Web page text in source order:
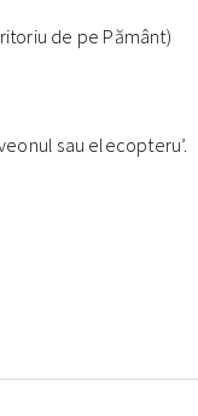
de pe Pământ)
sau elecopteru’.